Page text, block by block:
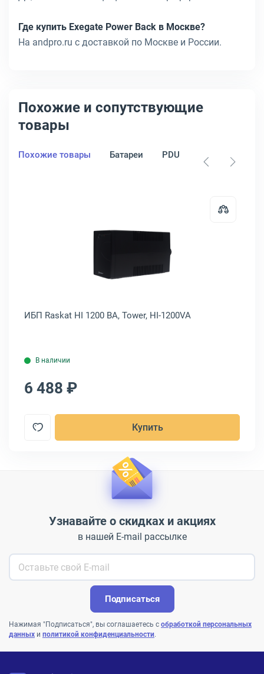
Где купить Exegate Power Back в Москве?
На andpro.ru с доставкой по Москве и России.
Похожие и сопутствующие
товары
Похожие товары Батареи PDU
Открыть товар: ИБП Raskat HI
ИБП Raskat HI 1200 ВА, Tower, HI-1200VA
В наличии
6 488 ₽
Купить
Узнавайте о скидках и акциях
в нашей E-mail рассылке
Подписаться
Нажимая "Подписаться", вы соглашаетесь с обработкой персональных
данных и политикой конфиденциальности.